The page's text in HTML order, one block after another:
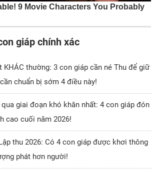
giáp chính xác
KHÁC thường: 3 con giáp cần né Thu để giữ
chuẩn bị sớm 4 điều này!
giai đoạn khó khăn nhất: 4 con giáp đón
cao cuối năm 2026!
thu 2026: Có 4 con giáp được khơi thông
phát hơn người!